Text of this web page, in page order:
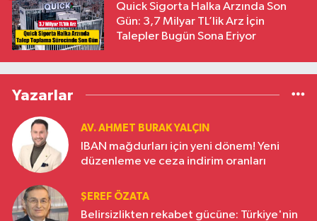
Quick Sigorta Halka Arzında Son
Gün: 3,7 Milyar TL’lik Arz İçin
Talepler Bugün Sona Eriyor
Yazarlar
AV. AHMET BURAK YALÇIN
IBAN mağdurları için yeni dönem! Yeni
düzenleme ve ceza indirim oranları
ŞEREF ÖZATA
Belirsizlikten rekabet gücüne: Türkiye'nin